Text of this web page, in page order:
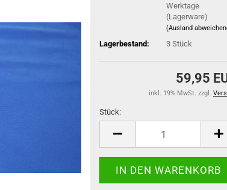
Werktage
(Lagerware)
(Ausland
Lagerbestand: 3 Stück
59,95
inkl. 19% MwSt. zzgl.
Stück:
Stück